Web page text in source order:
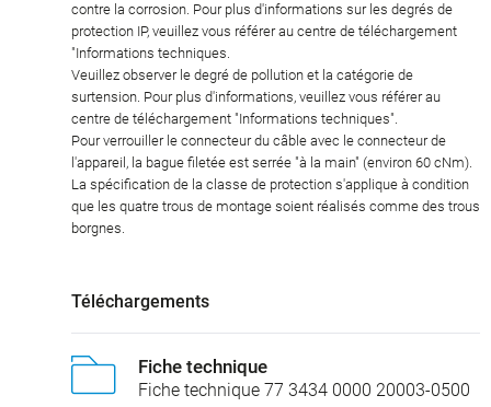
contre la corrosion. Pour plus d'informations sur les degrés de
protection IP, veuillez vous référer au centre de téléchargement
"Informations techniques.
Veuillez observer le degré de pollution et la catégorie de
surtension. Pour plus d'informations, veuillez vous référer au
centre de téléchargement "Informations techniques".
Pour verrouiller le connecteur du câble avec le connecteur de
l'appareil, la bague filetée est serrée "à la main" (environ 60 cNm).
La spécification de la classe de protection s'applique à condition
que les quatre trous de montage soient réalisés comme des trous
borgnes.
Téléchargements
Fiche technique
Fiche technique 77 3434 0000 20003-0500